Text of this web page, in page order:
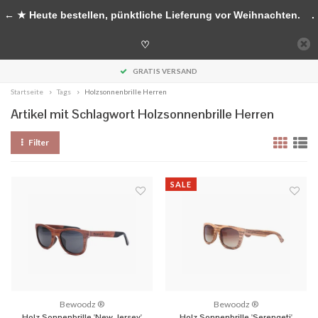
Handgefertigte Accessoires aus Holz
GRATIS VERSAND
Startseite Tags Holzsonnenbrille Herren
Artikel mit Schlagwort Holzsonnenbrille Herren
Filter
Bewoodz ®
SALE
Bewoodz ®
← ★ Heute bestellen, pünktliche Lieferung vor Weihnachten. .
♡